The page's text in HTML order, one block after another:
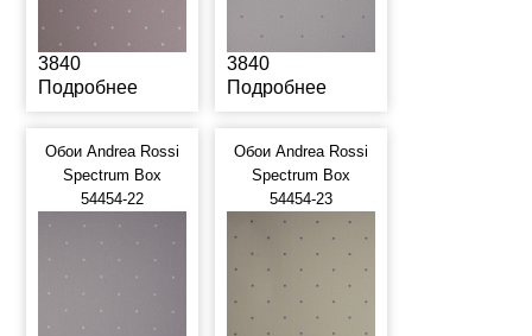
3840
Подробнее
3840
Подробнее
Обои Andrea Rossi
Spectrum Box
54454-22
Обои Andrea Rossi
Spectrum Box
54454-23